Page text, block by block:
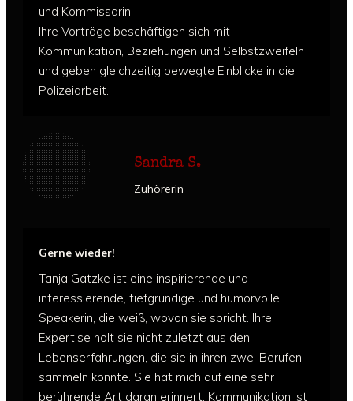
und Kommissarin.
Ihre Vorträge beschäftigen sich mit
Kommunikation, Beziehungen und Selbstzweifeln
und geben gleichzeitig bewegte Einblicke in die
Polizeiarbeit.
Sandra S.
Zuhörerin
Gerne wieder!
Tanja Gatzke ist eine inspirierende und
interessierende, tiefgründige und humorvolle
Speakerin, die weiß, wovon sie spricht. Ihre
Expertise holt sie nicht zuletzt aus den
Lebenserfahrungen, die sie in ihren zwei Berufen
sammeln konnte. Sie hat mich auf eine sehr
berührende Art daran erinnert: Kommunikation ist